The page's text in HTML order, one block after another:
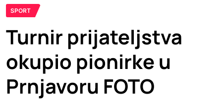
SPORT
Turnir prijateljstva
okupio pionirke u
Prnjavoru FOTO